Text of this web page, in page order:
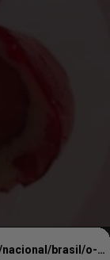
https://www.cnnbrasil.com.br/nacional/brasil/o-que-e-o-morango-do-amor-entenda-nova-receita-viral-da-internet/